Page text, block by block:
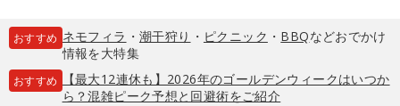
おすすめ ネモフィラ ・ 潮干狩り ・ ピクニック ・ BBQなどおでかけ
情報を大特集
おすすめ
【最大12連休も】2026年のゴールデンウィークはいつか
ら？混雑ピーク予想と回避術をご紹介